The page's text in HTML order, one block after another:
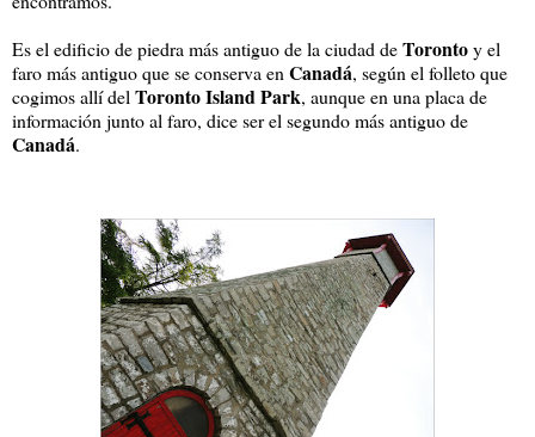
Es el edificio de piedra más antiguo de la ciudad deTorontoy el
faro más antiguo que se conserva en Canadá, según el folleto que
cogimos allí del Toronto Island Park, aunque en una placa de
información junto al faro, dice ser el segundo más antiguo de
Canadá.